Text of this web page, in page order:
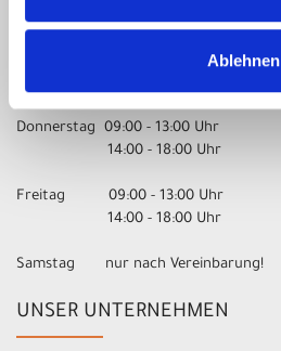
Ablehnen
14:00 - 18:00 Uhr
Donnerstag 09:00 - 13:00 Uhr
14:00 - 18:00 Uhr
Freitag 09:00 - 13:00 Uhr
14:00 - 18:00 Uhr
Samstag nur nach Vereinbarung!
UNSER UNTERNEHMEN